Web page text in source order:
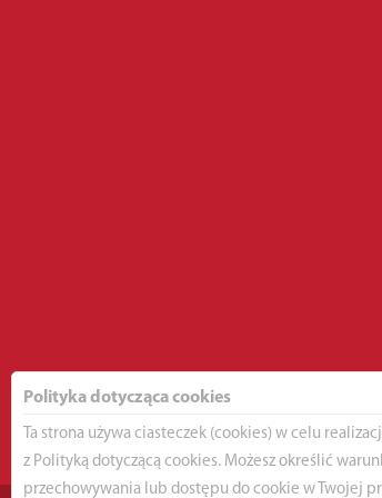
Polityka dotycząca cookies
Ta strona używa ciasteczek (cookies) w celu
z Polityką dotyczącą cookies. Możesz określić
przechowywania lub dostępu do cookie w Twojej